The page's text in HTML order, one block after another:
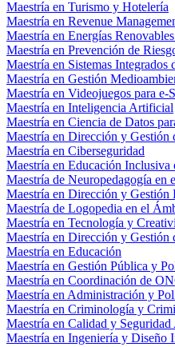
Maestría en Turismo y Hotelería
Maestría en Revenue
Maestría en Energías
Maestría en Prevención de
Maestría en Sistemas Integrados
Maestría en Gestión
Maestría en Videojuegos para e-
Maestría en Inteligencia Artificial
Maestría en Ciencia de Datos
Maestría en Dirección y
Maestría en Ciberseguridad
Maestría en Educación Inclusiva
Maestría de Neuropedagogía en
Maestría en Dirección y Gestión
Maestría de Logopedia en el
Maestría en Tecnología y
Maestría en Dirección y Gestión
Maestría en Educación
Maestría en Gestión Pública y
Maestría en Coordinación de
Maestría en Administración y
Maestría en Criminología y
Maestría en Calidad y
Maestría en Ingeniería y Diseño